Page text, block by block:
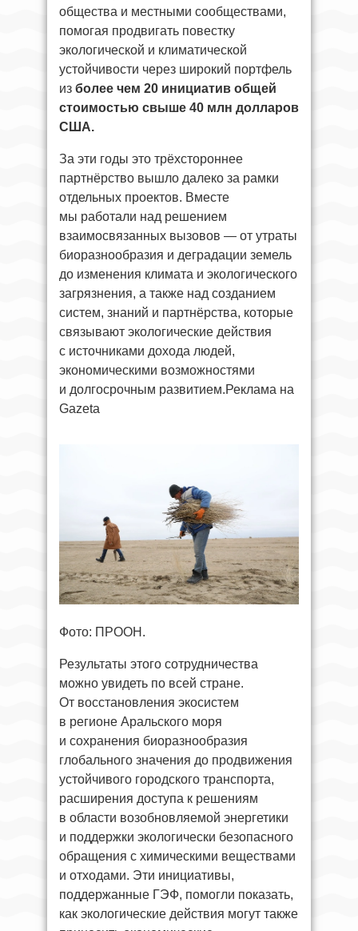
общества и местными сообществами,
помогая продвигать повестку
экологической и климатической
устойчивости через широкий портфель
из более чем 20 инициатив общей
стоимостью свыше 40 млн долларов
США.
За эти годы это трёхстороннее
партнёрство вышло далеко за рамки
отдельных проектов. Вместе
мы работали над решением
взаимосвязанных вызовов — от утраты
биоразнообразия и деградации земель
до изменения климата и экологического
загрязнения, а также над созданием
систем, знаний и партнёрства, которые
связывают экологические действия
с источниками дохода людей,
экономическими возможностями
и долгосрочным развитием.Реклама на
Gazeta
Фото: ПРООН.
Результаты этого сотрудничества
можно увидеть по всей стране.
От восстановления экосистем
в регионе Аральского моря
и сохранения биоразнообразия
глобального значения до продвижения
устойчивого городского транспорта,
расширения доступа к решениям
в области возобновляемой энергетики
и поддержки экологически безопасного
обращения с химическими веществами
и отходами. Эти инициативы,
поддержанные ГЭФ, помогли показать,
как экологические действия могут также